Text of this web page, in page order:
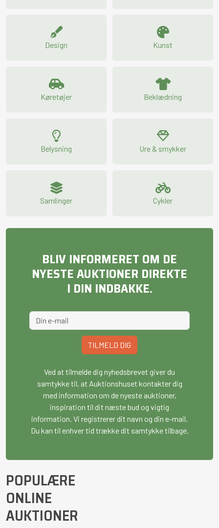
Design Kunst
Køretøjer Beklædning
Belysning Ure & smykker
Samlinger Cykler
BLIV INFORMERET OM DE
NYESTE AUKTIONER DIREKTE
I DIN INDBAKKE.
TILMELD DIG
Ved at tilmelde dig nyhedsbrevet giver du
samtykke til, at Auktionshuset kontakter dig
med information om de nyeste auktioner,
inspiration til dit næste bud og vigtig
information. Vi registrerer dit navn og din e-mail.
Du kan til enhver tid trække dit samtykke tilbage.
POPULÆRE
ONLINE
AUKTIONER